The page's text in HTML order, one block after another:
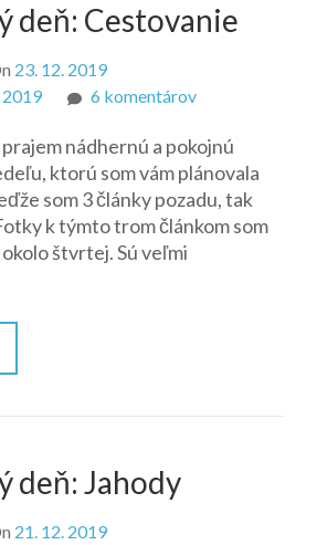
deň: Cestovanie
23. 12. 2019
6 komentárovna
adventný
deň:
Cestovanie
nádhernú a pokojnú
ktorú som vám plánovala
som 3 články pozadu, tak
k týmto trom článkom som
štvrtej. Sú veľmi
deň: Jahody
21. 12. 2019